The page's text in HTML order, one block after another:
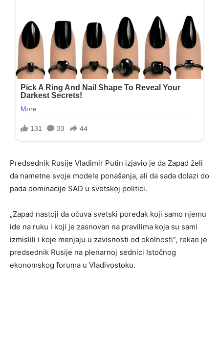
Predsednik Rusije Vladimir Putin izjavio je da Zapad želi
da nametne svoje modele ponašanja, ali da sada dolazi do
pada dominacije SAD u svetskoj politici.
„Zapad nastoji da očuva svetski poredak koji samo njemu
ide na ruku i koji je zasnovan na pravilima koja su sami
izmislili i koje menjaju u zavisnosti od okolnosti“, rekao je
predsednik Rusije na plenarnoj sednici Istočnog
ekonomskog foruma u Vladivostoku.